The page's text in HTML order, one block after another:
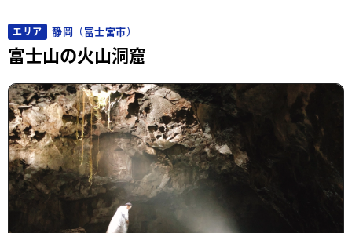
エリア 静岡（富士宮市）
富士山の火山洞窟